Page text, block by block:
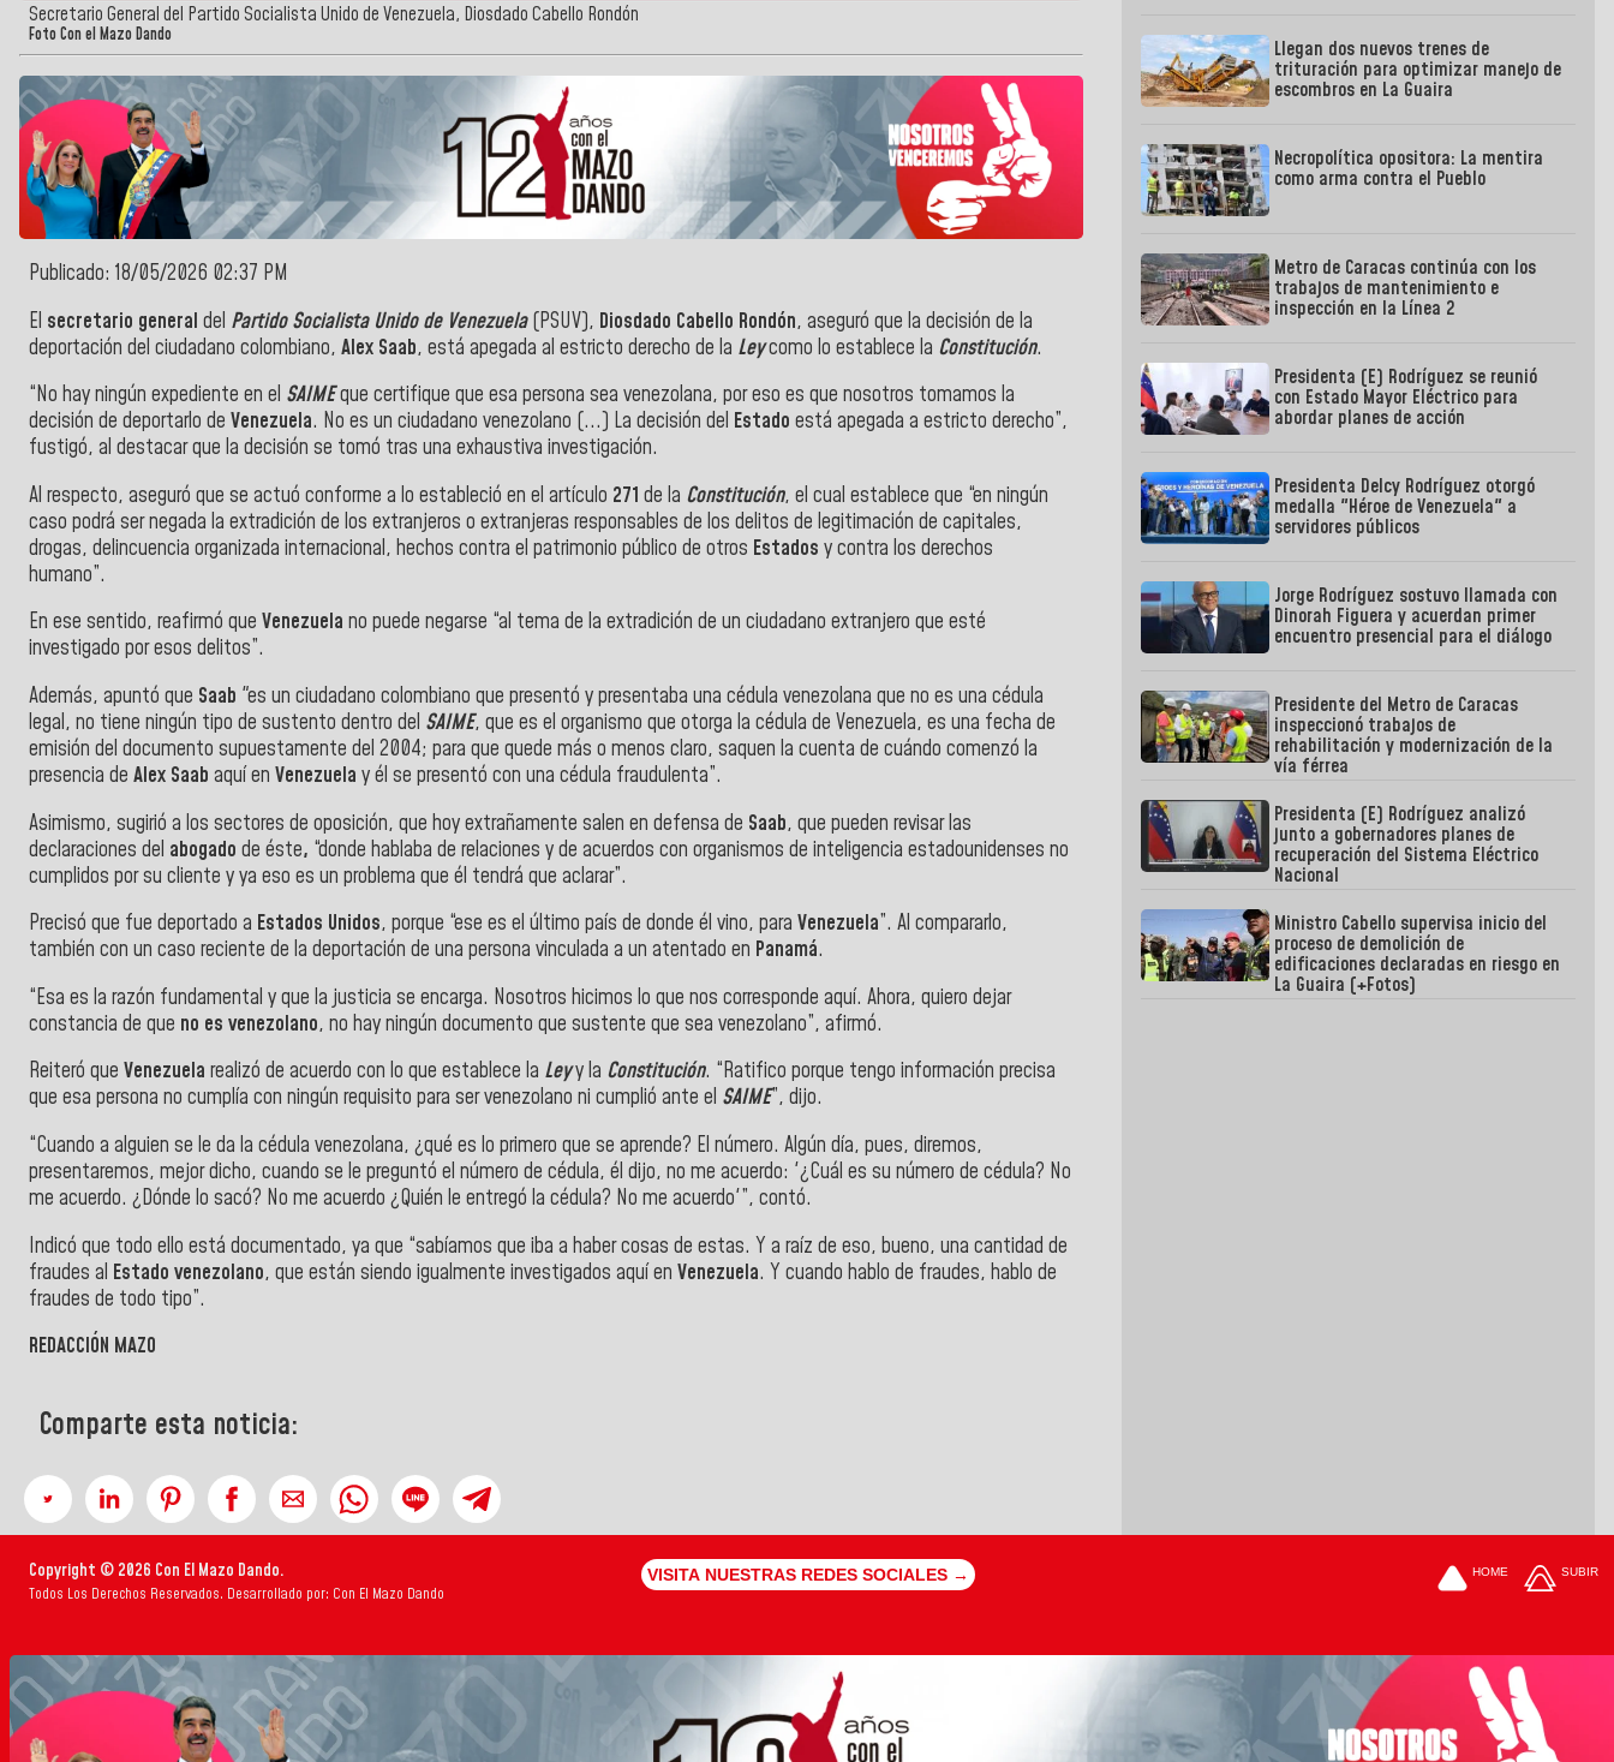
Secretario General del Partido Socialista Unido de Venezuela, Diosdado Cabello Rondón
Foto Con el Mazo Dando
Publicado: 18/05/2026 02:37 PM
El secretario general del Partido Socialista Unido de Venezuela(PSUV), Diosdado Cabello Rondón, aseguró que la decisión de la
deportación del ciudadano colombiano, Alex Saab, está apegada al estricto derecho de la Leycomo lo establece la Constitución.
“No hay ningún expediente en el SAIMEque certifique que esa persona sea venezolana, por eso es que nosotros tomamos la
decisión de deportarlo de Venezuela. No es un ciudadano venezolano (...) La decisión del Estado está apegada a estricto derecho”,
fustigó, al destacar que la decisión se tomó tras una exhaustiva investigación.
Al respecto, aseguró que se actuó conforme a lo estableció en el artículo 271 de la Constitución, el cual establece que “en ningún
caso podrá ser negada la extradición de los extranjeros o extranjeras responsables de los delitos de legitimación de capitales,
drogas, delincuencia organizada internacional, hechos contra el patrimonio público de otros Estados y contra los derechos
humano”.
En ese sentido, reafirmó que Venezuela no puede negarse “al tema de la extradición de un ciudadano extranjero que esté
investigado por esos delitos”.
Además, apuntó que Saab "es un ciudadano colombiano que presentó y presentaba una cédula venezolana que no es una cédula
legal, no tiene ningún tipo de sustento dentro del SAIME, que es el organismo que otorga la cédula de Venezuela, es una fecha de
emisión del documento supuestamente del 2004; para que quede más o menos claro, saquen la cuenta de cuándo comenzó la
presencia de Alex Saab aquí en Venezuela y él se presentó con una cédula fraudulenta”.
Asimismo, sugirió a los sectores de oposición, que hoy extrañamente salen en defensa de Saab, que pueden revisar las
declaraciones del abogado de éste, “donde hablaba de relaciones y de acuerdos con organismos de inteligencia estadounidenses no
cumplidos por su cliente y ya eso es un problema que él tendrá que aclarar”.
Precisó que fue deportado a Estados Unidos, porque “ese es el último país de donde él vino, para Venezuela”. Al compararlo,
también con un caso reciente de la deportación de una persona vinculada a un atentado en Panamá.
“Esa es la razón fundamental y que la justicia se encarga. Nosotros hicimos lo que nos corresponde aquí. Ahora, quiero dejar
constancia de que no es venezolano, no hay ningún documento que sustente que sea venezolano”, afirmó.
Reiteró que Venezuela realizó de acuerdo con lo que establece la Leyy la Constitución. “Ratifico porque tengo información precisa
que esa persona no cumplía con ningún requisito para ser venezolano ni cumplió ante el SAIME”, dijo.
“Cuando a alguien se le da la cédula venezolana, ¿qué es lo primero que se aprende? El número. Algún día, pues, diremos,
presentaremos, mejor dicho, cuando se le preguntó el número de cédula, él dijo, no me acuerdo: '¿Cuál es su número de cédula? No
me acuerdo. ¿Dónde lo sacó? No me acuerdo ¿Quién le entregó la cédula? No me acuerdo'”, contó.
Indicó que todo ello está documentado, ya que “sabíamos que iba a haber cosas de estas. Y a raíz de eso, bueno, una cantidad de
fraudes al Estado venezolano, que están siendo igualmente investigados aquí en Venezuela. Y cuando hablo de fraudes, hablo de
fraudes de todo tipo”.
REDACCIÓN MAZO
Comparte esta noticia:
Llegan dos nuevos trenes de
trituración para optimizar manejo de
escombros en La Guaira
Necropolítica opositora: La mentira
como arma contra el Pueblo
Metro de Caracas continúa con los
trabajos de mantenimiento e
inspección en la Línea 2
Presidenta (E) Rodríguez se reunió
con Estado Mayor Eléctrico para
abordar planes de acción
Presidenta Delcy Rodríguez otorgó
medalla "Héroe de Venezuela" a
servidores públicos
Jorge Rodríguez sostuvo llamada con
Dinorah Figuera y acuerdan primer
encuentro presencial para el diálogo
Presidente del Metro de Caracas
inspeccionó trabajos de
rehabilitación y modernización de la
vía férrea
Presidenta (E) Rodríguez analizó
junto a gobernadores planes de
recuperación del Sistema Eléctrico
Nacional
Ministro Cabello supervisa inicio del
proceso de demolición de
edificaciones declaradas en riesgo en
La Guaira (+Fotos)
Copyright © 2026 Con El Mazo Dando.
Todos Los Derechos Reservados. Desarrollado por: Con El Mazo Dando
VISITA NUESTRAS REDES SOCIALES → HOME SUBIR